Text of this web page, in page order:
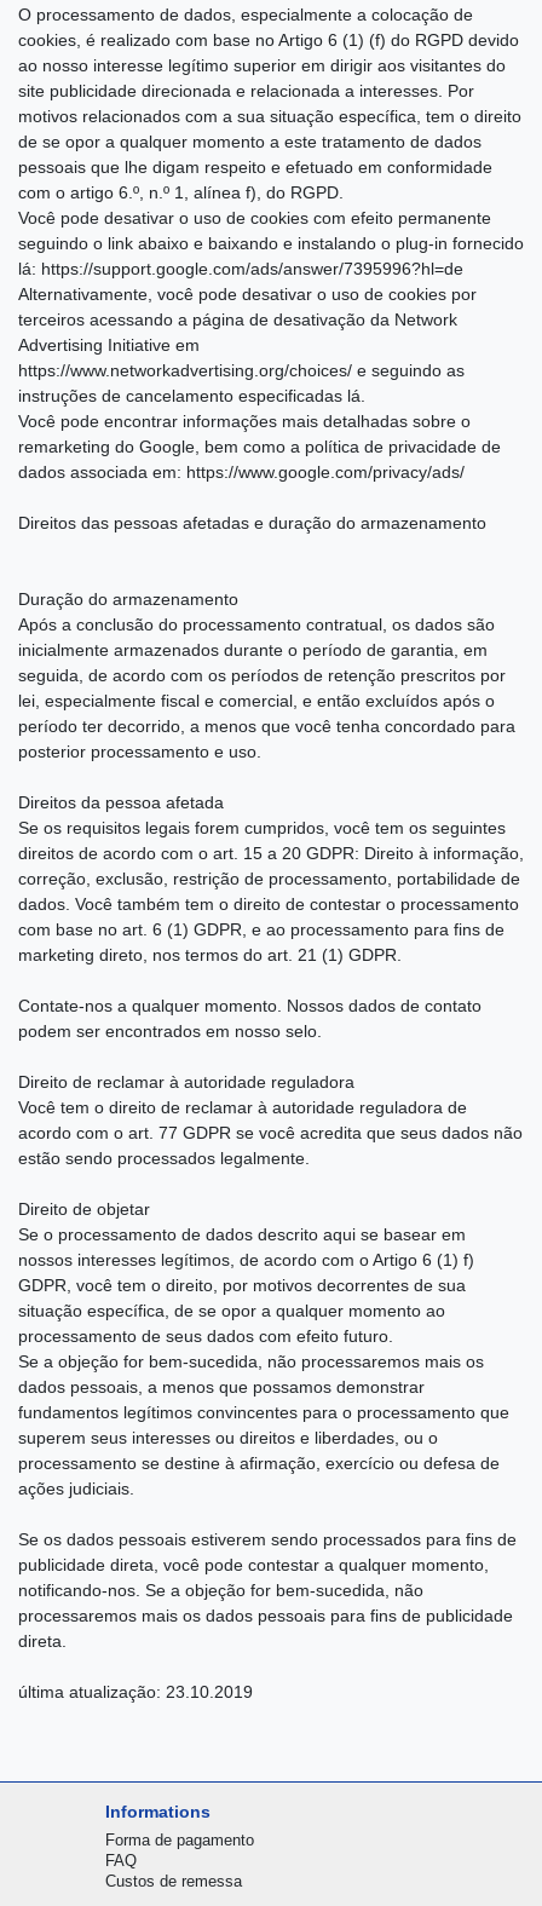
O processamento de dados, especialmente a colocação de
cookies, é realizado com base no Artigo 6 (1) (f) do RGPD devido
ao nosso interesse legítimo superior em dirigir aos visitantes do
site publicidade direcionada e relacionada a interesses. Por
motivos relacionados com a sua situação específica, tem o direito
de se opor a qualquer momento a este tratamento de dados
pessoais que lhe digam respeito e efetuado em conformidade
com o artigo 6.º, n.º 1, alínea f), do RGPD.
Você pode desativar o uso de cookies com efeito permanente
seguindo o link abaixo e baixando e instalando o plug-in fornecido
lá: https://support.google.com/ads/answer/7395996?hl=de
Alternativamente, você pode desativar o uso de cookies por
terceiros acessando a página de desativação da Network
Advertising Initiative em
https://www.networkadvertising.org/choices/ e seguindo as
instruções de cancelamento especificadas lá.
Você pode encontrar informações mais detalhadas sobre o
remarketing do Google, bem como a política de privacidade de
dados associada em: https://www.google.com/privacy/ads/
Direitos das pessoas afetadas e duração do armazenamento
Duração do armazenamento
Após a conclusão do processamento contratual, os dados são
inicialmente armazenados durante o período de garantia, em
seguida, de acordo com os períodos de retenção prescritos por
lei, especialmente fiscal e comercial, e então excluídos após o
período ter decorrido, a menos que você tenha concordado para
posterior processamento e uso.
Direitos da pessoa afetada
Se os requisitos legais forem cumpridos, você tem os seguintes
direitos de acordo com o art. 15 a 20 GDPR: Direito à informação,
correção, exclusão, restrição de processamento, portabilidade de
dados. Você também tem o direito de contestar o processamento
com base no art. 6 (1) GDPR, e ao processamento para fins de
marketing direto, nos termos do art. 21 (1) GDPR.
Contate-nos a qualquer momento. Nossos dados de contato
podem ser encontrados em nosso selo.
Direito de reclamar à autoridade reguladora
Você tem o direito de reclamar à autoridade reguladora de
acordo com o art. 77 GDPR se você acredita que seus dados não
estão sendo processados ​​legalmente.
Direito de objetar
Se o processamento de dados descrito aqui se basear em
nossos interesses legítimos, de acordo com o Artigo 6 (1) f)
GDPR, você tem o direito, por motivos decorrentes de sua
situação específica, de se opor a qualquer momento ao
processamento de seus dados com efeito futuro.
Se a objeção for bem-sucedida, não processaremos mais os
dados pessoais, a menos que possamos demonstrar
fundamentos legítimos convincentes para o processamento que
superem seus interesses ou direitos e liberdades, ou o
processamento se destine à afirmação, exercício ou defesa de
ações judiciais.
Se os dados pessoais estiverem sendo processados ​​para fins de
publicidade direta, você pode contestar a qualquer momento,
notificando-nos. Se a objeção for bem-sucedida, não
processaremos mais os dados pessoais para fins de publicidade
direta.
última atualização: 23.10.2019
Informations
Forma de pagamento
FAQ
Custos de remessa